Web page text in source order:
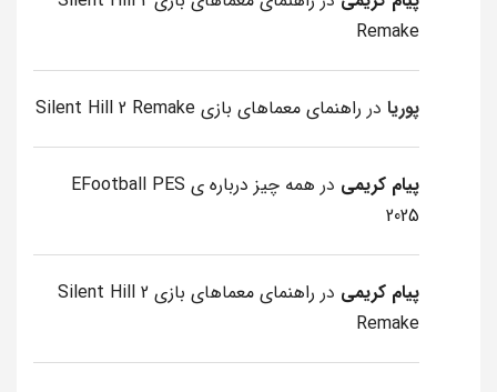
Remake
پوریا در راهنمای معماهای بازی Silent Hill 2 Remake
پیام کریمی در
همه چیز درباره ی EFootball PES
2025
پیام کریمی در
راهنمای معماهای بازی Silent Hill 2
Remake